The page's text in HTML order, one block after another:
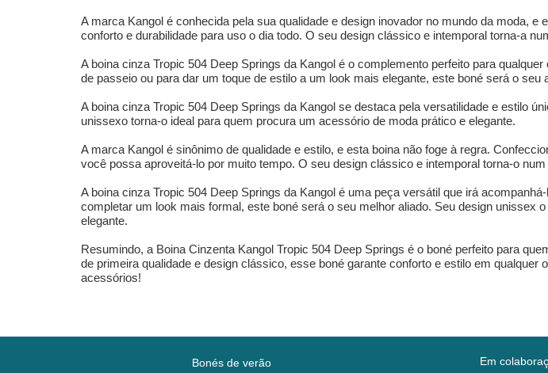
A marca Kangol é conhecida pela sua qualidade e design inovador no mundo da moda,
conforto e durabilidade para uso o dia todo. O seu design clássico e intemporal torna-a
A boina cinza Tropic 504 Deep Springs da Kangol é o complemento perfeito para
de passeio ou para dar um toque de estilo a um look mais elegante, este boné será o seu
A boina cinza Tropic 504 Deep Springs da Kangol se destaca pela versatilidade e estilo
unissexo torna-o ideal para quem procura um acessório de moda prático e elegante.
A marca Kangol é sinônimo de qualidade e estilo, e esta boina não foge à regra.
você possa aproveitá-lo por muito tempo. O seu design clássico e intemporal torna-o
A boina cinza Tropic 504 Deep Springs da Kangol é uma peça versátil que irá
completar um look mais formal, este boné será o seu melhor aliado. Seu design unissex
elegante.
Resumindo, a Boina Cinzenta Kangol Tropic 504 Deep Springs é o boné perfeito para
de primeira qualidade e design clássico, esse boné garante conforto e estilo em
acessórios!
Bonés de verão Em